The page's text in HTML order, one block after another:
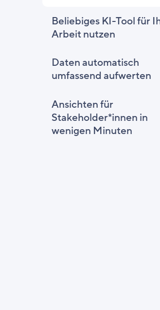
Beliebiges KI-Tool für
Arbeit nutzen
Daten automatisch
umfassend aufwerten
Ansichten für
Stakeholder*innen in
wenigen Minuten